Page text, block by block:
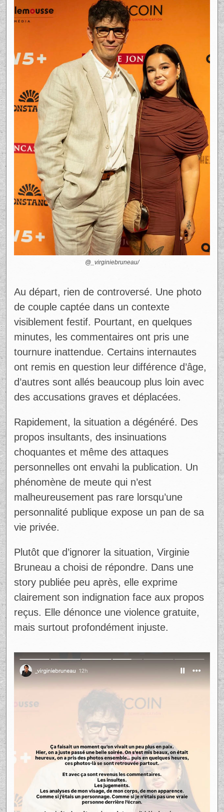
Au départ, rien de controversé. Une photo
de couple captée dans un contexte
visiblement festif. Pourtant, en quelques
minutes, les commentaires ont pris une
tournure inattendue. Certains internautes
ont remis en question leur différence d’âge,
d’autres sont allés beaucoup plus loin avec
Rapidement, la situation a dégénéré. Des
choquantes et même des attaques
personnelles ont envahi la publication. Un
phénomène de meute qui n’est
malheureusement pas rare lorsqu’une
personnalité publique expose un pan de sa
Plutôt que d’ignorer la situation, Virginie
Bruneau a choisi de répondre. Dans une
story publiée peu après, elle exprime
clairement son indignation face aux propos